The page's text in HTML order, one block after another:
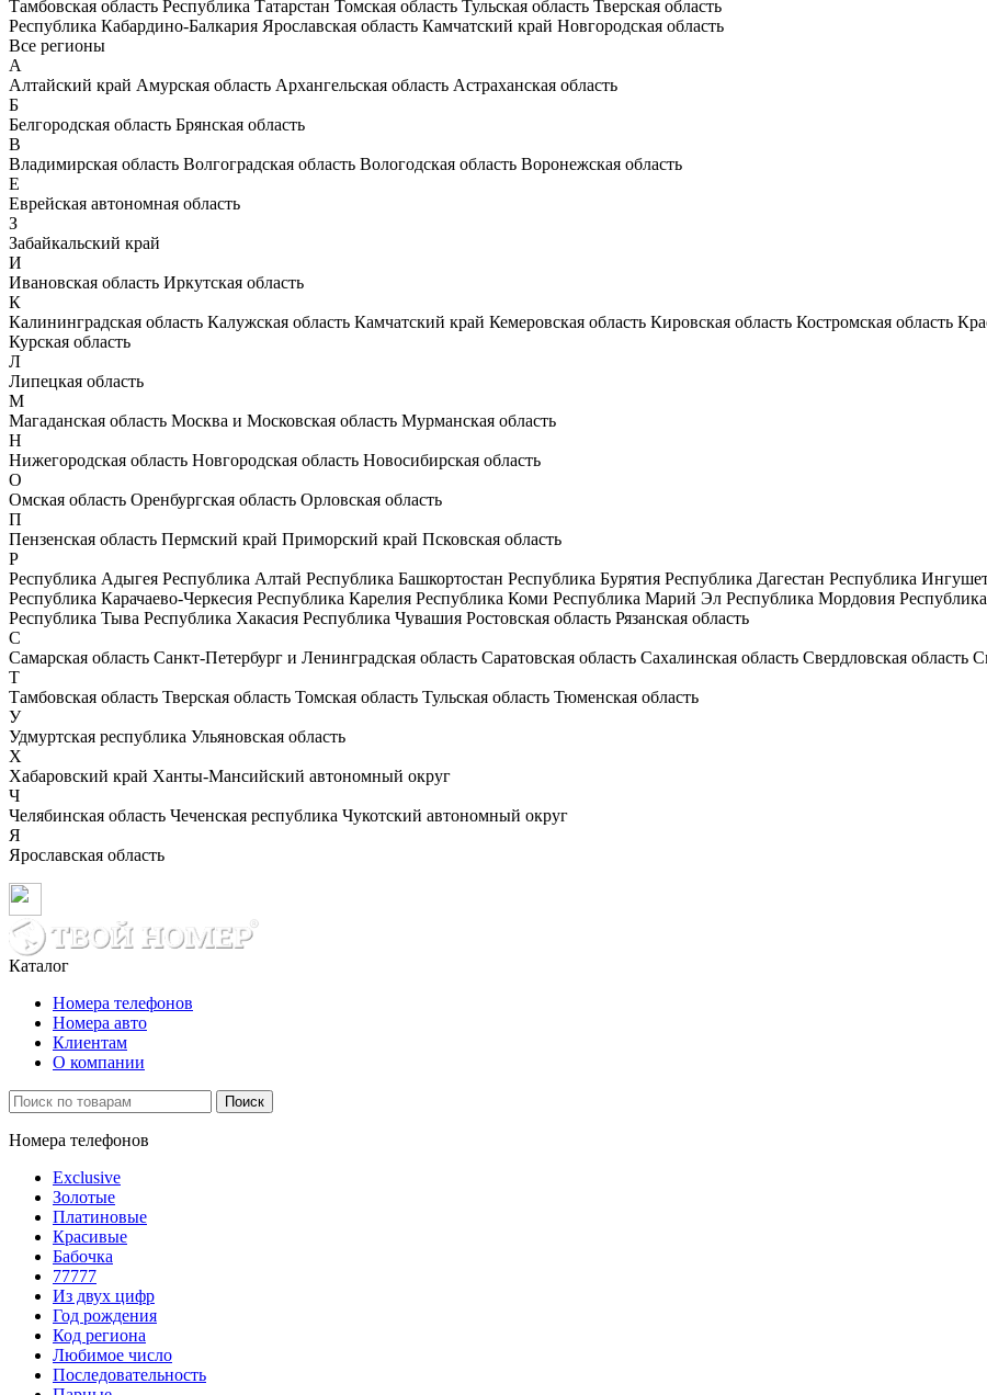
Тамбовская область Республика Татарстан Томская область Тульская область Тверская область
Республика Кабардино-Балкария Ярославская область Камчатский край Новгородская область
Все регионы
А
Алтайский край Амурская область Архангельская область Астраханская область
Б
Белгородская область Брянская область
В
Владимирская область Волгоградская область Вологодская область Воронежская область
Е
Еврейская автономная область
З
Забайкальский край
И
Ивановская область Иркутская область
К
Калининградская область Калужская область Камчатский край Кемеровская область Кировская область Костромская область
Курская область
Л
Липецкая область
М
Магаданская область Москва и Московская область Мурманская область
Н
Нижегородская область Новгородская область Новосибирская область
О
Омская область Оренбургская область Орловская область
П
Пензенская область Пермский край Приморский край Псковская область
Р
Республика Адыгея Республика Алтай Республика Башкортостан Республика Бурятия Республика Дагестан Республика
Республика Карачаево-Черкесия Республика Карелия Республика Коми Республика Марий Эл Республика Мордовия
Республика Тыва Республика Хакасия Республика Чувашия Ростовская область Рязанская область
С
Самарская область Санкт-Петербург и Ленинградская область Саратовская область Сахалинская область Свердловская область
Т
Тамбовская область Тверская область Томская область Тульская область Тюменская область
У
Удмуртская республика Ульяновская область
Х
Хабаровский край Ханты-Мансийский автономный округ
Ч
Челябинская область Чеченская республика Чукотский автономный округ
Я
Ярославская область
Каталог
Номера телефонов
Номера авто
Клиентам
О компании
Поиск
Номера телефонов
Exclusive
Золотые
Платиновые
Красивые
Бабочка
77777
Из двух цифр
Год рождения
Код региона
Любимое число
Последовательность